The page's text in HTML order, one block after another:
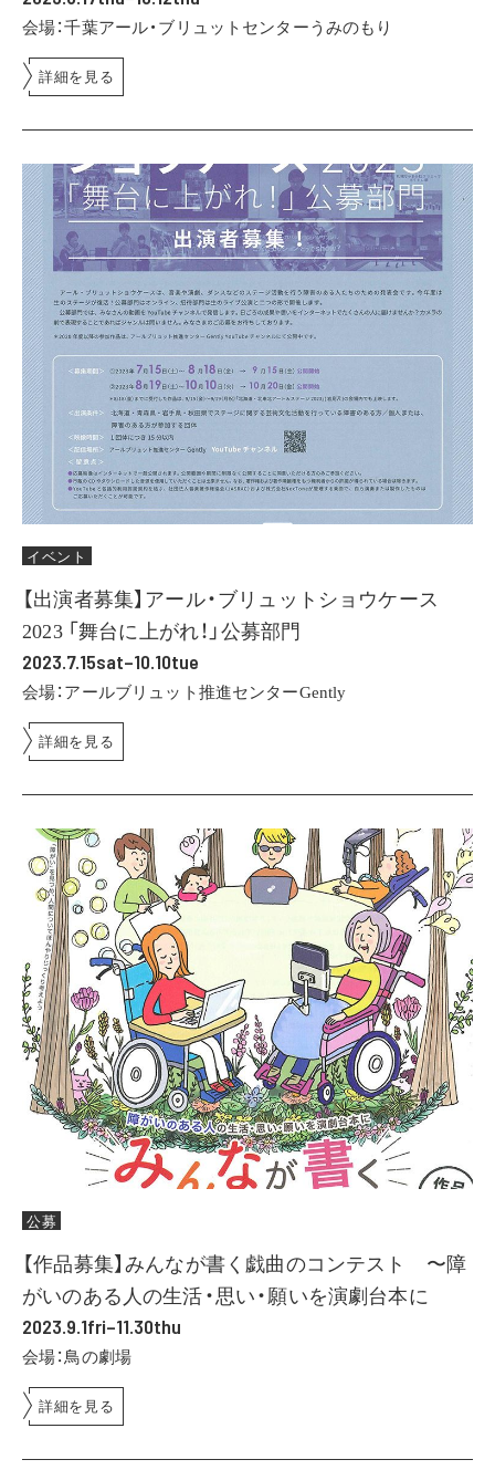
会場：千葉アール・ブリュットセンターうみのもり
詳細を見る
イベント
【出演者募集】アール・ブリュットショウケース
2023 「舞台に上がれ！」公募部門
2023.7.15sat–10.10tue
会場：アールブリュット推進センターGently
詳細を見る
公募
【作品募集】みんなが書く戯曲のコンテスト 〜障
がいのある人の生活・思い・願いを演劇台本に
2023.9.1fri–11.30thu
会場：鳥の劇場
詳細を見る